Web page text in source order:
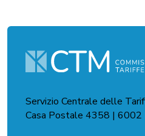
Servizio Centrale delle
Casa Postale 4358 | 6002